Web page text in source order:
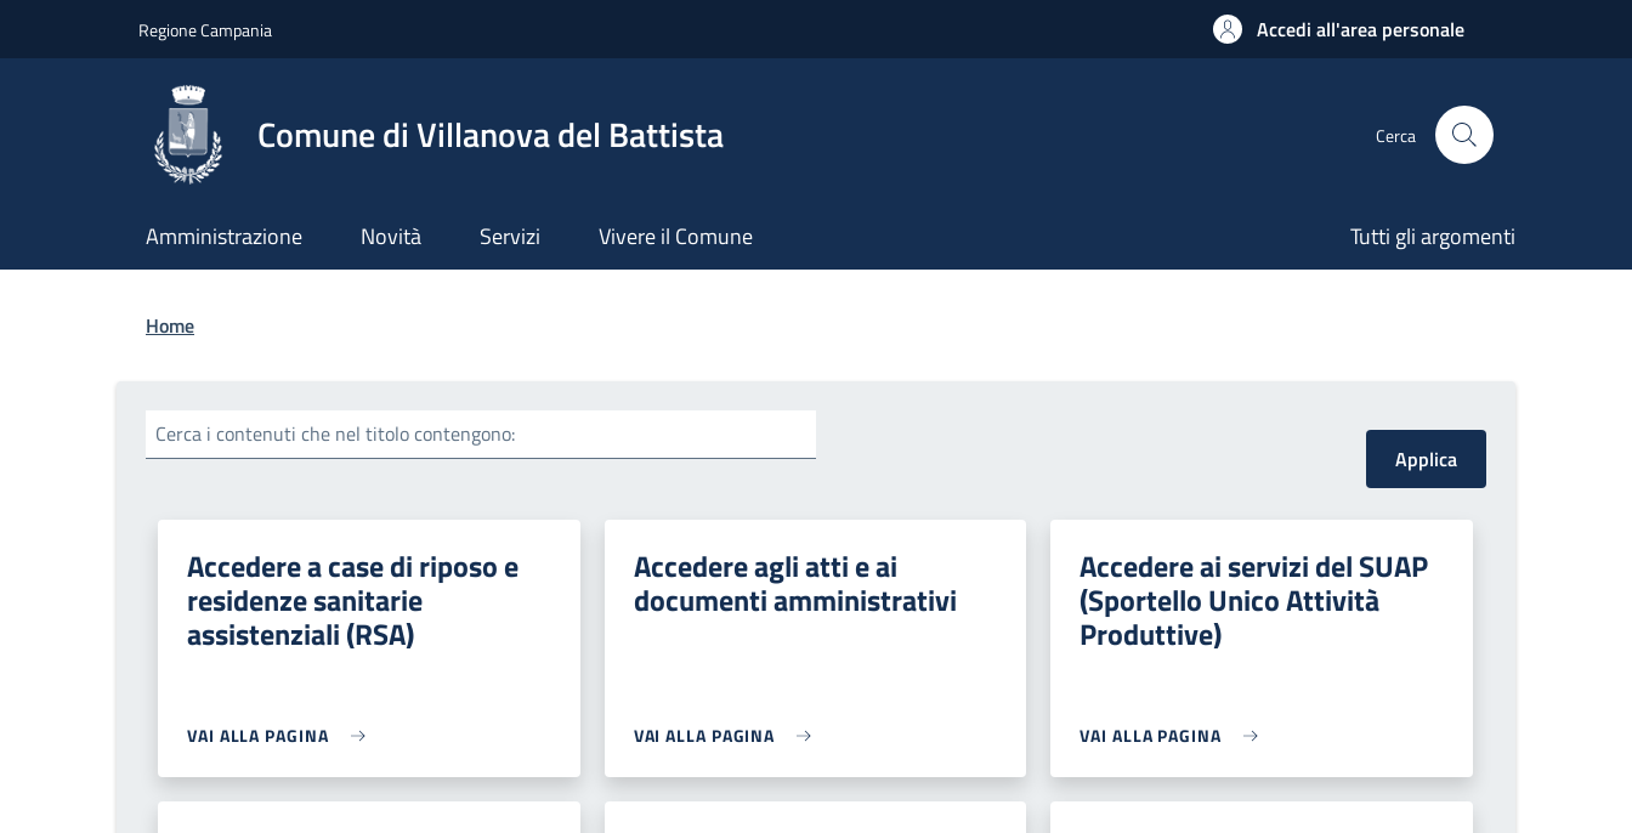
Regione Campania Accedi all'area personale
Comune di Villanova del Battista Cerca
Amministrazione Novità Servizi Vivere il Comune Tutti gli argomenti
Briciole di pane
Home
Cerca i contenuti che nel titolo contengono:
Accedere a case di riposo e
residenze sanitarie
assistenziali (RSA)
VAI ALLA PAGINA
Accedere agli atti e ai
documenti amministrativi
VAI ALLA PAGINA
Accedere ai servizi del SUAP
(Sportello Unico Attività
Produttive)
VAI ALLA PAGINA